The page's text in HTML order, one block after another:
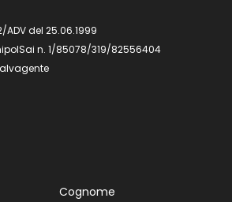
del 25.06.1999
n. 1/85078/319/82556404
Cognome